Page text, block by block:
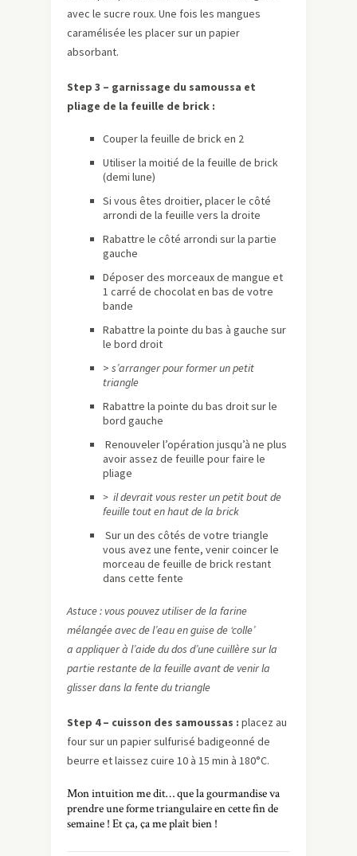
avec le sucre roux. Une fois les mangues
caramélisée les placer sur un papier
absorbant.
Step 3 – garnissage du samoussa et
pliage de la feuille de brick :
Couper la feuille de brick en 2
Utiliser la moitié de la feuille de brick
(demi lune)
Si vous êtes droitier, placer le côté
arrondi de la feuille vers la droite
Rabattre le côté arrondi sur la partie
gauche
Déposer des morceaux de mangue et
1 carré de chocolat en bas de votre
bande
Rabattre la pointe du bas à gauche sur
le bord droit
> s’arranger pour former un petit
triangle
Rabattre la pointe du bas droit sur le
bord gauche
Renouveler l’opération jusqu’à ne plus
avoir assez de feuille pour faire le
pliage
> il devrait vous rester un petit bout de
feuille tout en haut de la brick
Sur un des côtés de votre triangle
vous avez une fente, venir coincer le
morceau de feuille de brick restant
dans cette fente
Astuce : vous pouvez utiliser de la farine
mélangée avec de l’eau en guise de ‘colle’
a appliquer à l’aide du dos d’une cuillère sur la
partie restante de la feuille avant de venir la
glisser dans la fente du triangle
Step 4 – cuisson des samoussas : placez au
four sur un papier sulfurisé badigeonné de
beurre et laissez cuire 10 à 15 min à 180°C.
Mon intuition me dit… que la gourmandise va
prendre une forme triangulaire en cette fin de
semaine ! Et ça, ça me plaît bien !